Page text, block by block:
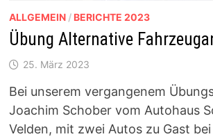
ALLGEMEIN/ BERICHTE 2023
Übung Alternative
25. März 2023
Bei unserem vergangenem
Joachim Schober vom Autohaus
Velden, mit zwei Autos zu Gast